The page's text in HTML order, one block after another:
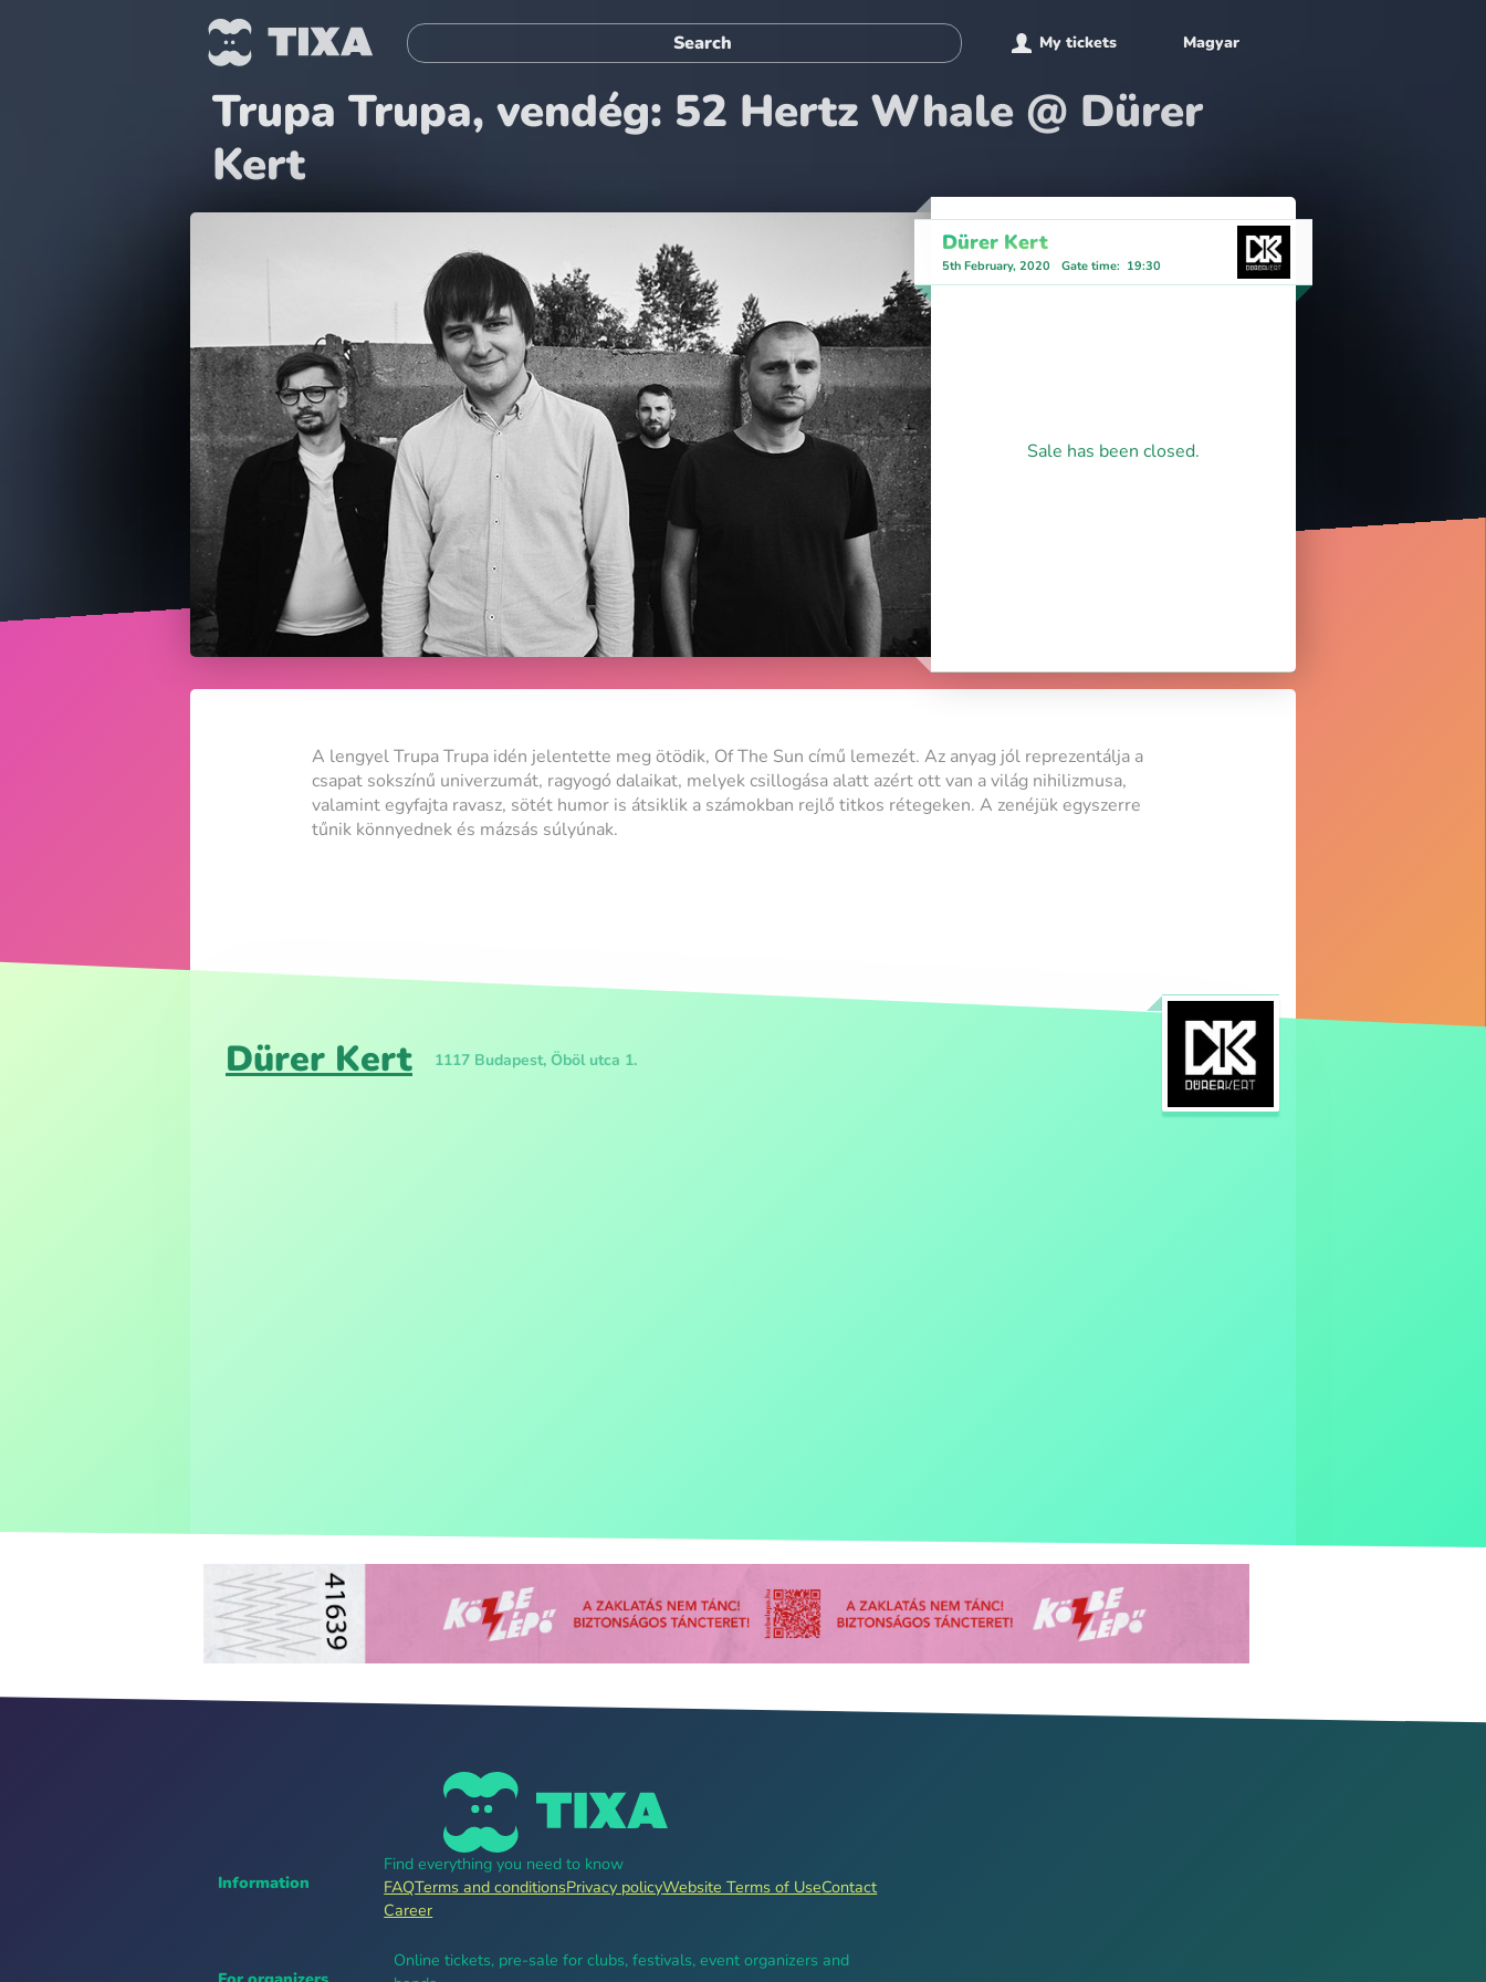
My tickets Magyar
Trupa Trupa, vendég: 52 Hertz Whale @ Dürer
Kert
Dürer Kert
5th February, 2020 Gate time: 19:30
Sale has been closed.
A lengyel Trupa Trupa idén jelentette meg ötödik, Of The Sun című lemezét. Az anyag jól reprezentálja a
csapat sokszínű univerzumát, ragyogó dalaikat, melyek csillogása alatt azért ott van a világ nihilizmusa,
valamint egyfajta ravasz, sötét humor is átsiklik a számokban rejlő titkos rétegeken. A zenéjük egyszerre
tűnik könnyednek és mázsás súlyúnak.
Dürer Kert 1117 Budapest, Öböl utca 1.
Information
Find everything you need to know
FAQTerms and conditionsPrivacy policyWebsite Terms of UseContact
Career
Online tickets, pre-sale for clubs, festivals, event organizers and